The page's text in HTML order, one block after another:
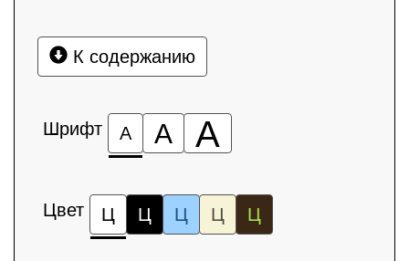
К содержанию
Шрифт А А А
Цвет Ц Ц Ц Ц Ц